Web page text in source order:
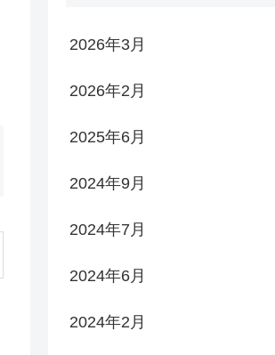
2026年3月
2026年2月
2025年6月
2024年9月
2024年7月
2024年6月
2024年2月